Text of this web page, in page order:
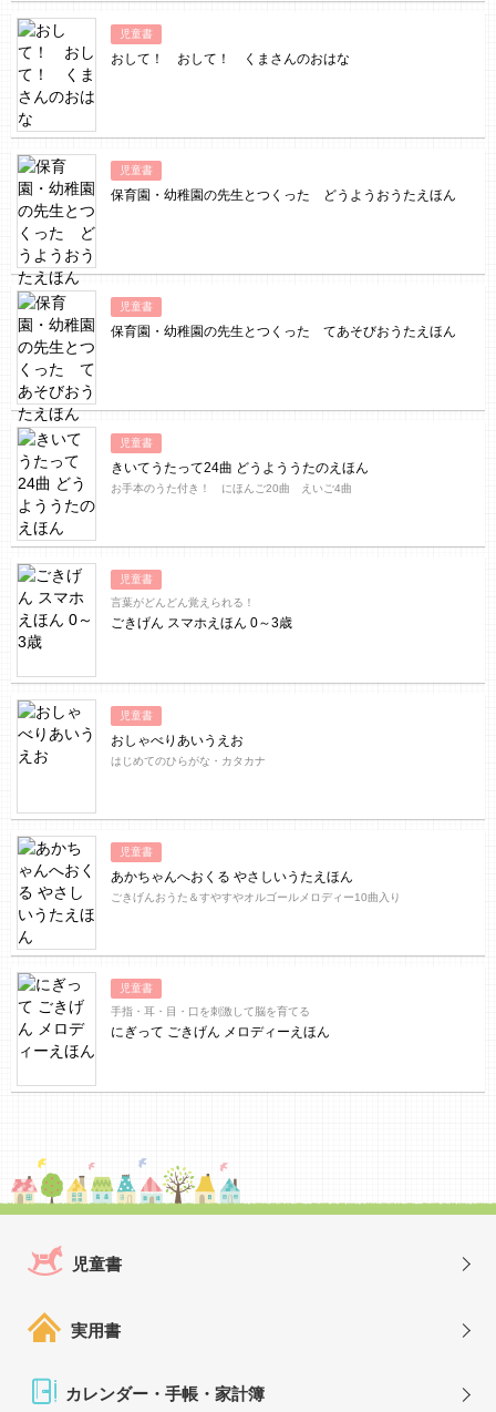
児童書
おして！ おして！ くまさんのおはな
児童書
保育園・幼稚園の先生とつくった どうようおうたえほん
児童書
保育園・幼稚園の先生とつくった てあそびおうたえほん
児童書
きいてうたって24曲 どうよううたのえほん
お手本のうた付き！ にほんご20曲 えいご4曲
児童書
言葉がどんどん覚えられる！
ごきげん スマホえほん 0～3歳
児童書
おしゃべりあいうえお
はじめてのひらがな・カタカナ
児童書
あかちゃんへおくる やさしいうたえほん
ごきげんおうた＆すやすやオルゴールメロディー10曲入り
児童書
手指・耳・目・口を刺激して脳を育てる
にぎって ごきげん メロディーえほん
児童書
実用書
カレンダー・手帳・家計簿